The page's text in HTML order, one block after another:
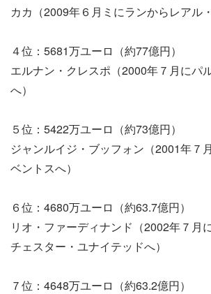
カカ（2009年６月ミにランからレアル
４位：5681万ユーロ（約77億円）
エルナン・クレスポ（2000年７月にパ
へ）
５位：5422万ユーロ（約73億円）
ジャンルイジ・ブッフォン（2001年７
ベントスへ）
６位：4680万ユーロ（約63.7億円）
リオ・ファーディナンド（2002年７月
チェスター・ユナイテッドへ）
７位：4648万ユーロ（約63.2億円）